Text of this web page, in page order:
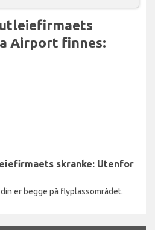
Airport finnes:
skranke: Utenfor
er begge på flyplassområdet.